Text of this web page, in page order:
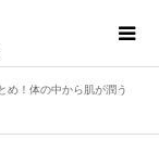
め！体の中から肌が潤う